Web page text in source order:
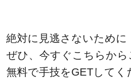
絶対に見逃さないために
ぜひ、今すぐこちらから
無料で手技をGETしてく